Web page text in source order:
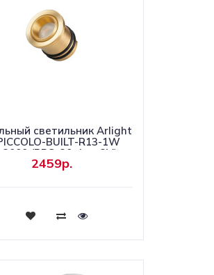
светильник Arlight
BUILT-R13-1W
(BRS, 30 deg, 3V)
Металл) 061674
2459р.
Купить